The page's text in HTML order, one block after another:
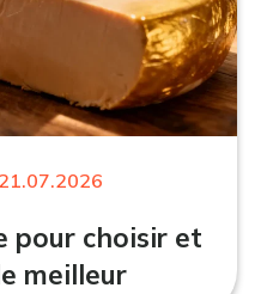
21.07.2026
pour choisir et
meilleur